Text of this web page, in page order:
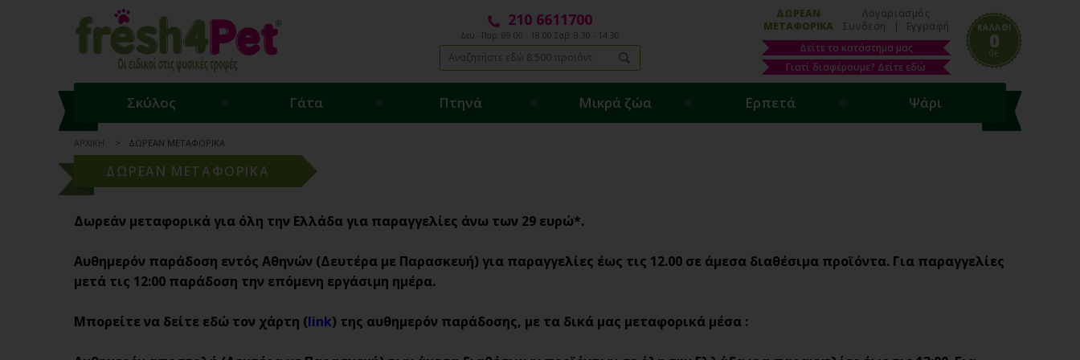
ΚΑΛΑΘΙ
0
0€
Λογαριασμός
Συνδεση
| Εγγραφή
ΔΩΡΕΑΝ
ΜΕΤΑΦΟΡΙΚΑ
Δείτε το κατάστημα μας
Γιατί διαφέρουμε? Δείτε εδώ
210 6611700
Δευ - Παρ: 09.00 - 18.00 Σαβ: 9.30 - 14.30
Σκύλος Γάτα Πτηνά Μικρά ζώα Ερπετά Ψάρι
ΑΡΧΙΚΗ ΔΩΡΕΑΝ ΜΕΤΑΦΟΡΙΚΑ
ΔΩΡΕΑΝ ΜΕΤΑΦΟΡΙΚΑ
Δωρεάν μεταφορικά για όλη την Ελλάδα για παραγγελίες άνω των 29 ευρώ*.
Αυθημερόν παράδοση εντός Αθηνών (Δευτέρα με Παρασκευή) για παραγγελίες έως τις 12.00 σε άμεσα διαθέσιμα προϊόντα. Για παραγγελίες
μετά τις 12:00 παράδοση την επόμενη εργάσιμη ημέρα.
Μπορείτε να δείτε εδώ τον χάρτη (link) της αυθημερόν παράδοσης, με τα δικά μας μεταφορικά μέσα :